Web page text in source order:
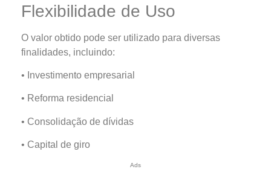
Flexibilidade de Uso
O valor obtido pode ser utilizado para diversas
finalidades, incluindo:
• Investimento empresarial
• Reforma residencial
• Consolidação de dívidas
• Capital de giro
Ads